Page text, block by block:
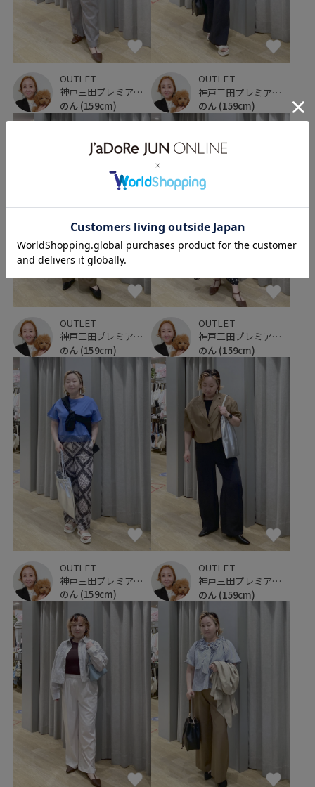
OUTLET
神戸三田プレミアム・アウトレット
のん (159cm)
OUTLET
神戸三田プレミアム・アウトレット
のん (159cm)
OUTLET
神戸三田プレミアム・アウトレット
のん (159cm)
OUTLET
神戸三田プレミアム・アウトレット
のん (159cm)
OUTLET
神戸三田プレミアム・アウトレット
のん (159cm)
OUTLET
神戸三田プレミアム・アウトレット
のん (159cm)